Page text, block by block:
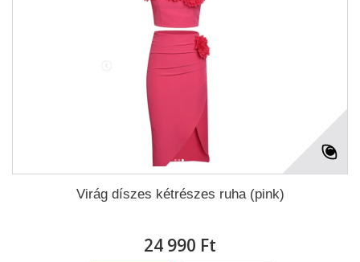
Virág díszes kétrészes ruha (pink)
24 990 Ft‎